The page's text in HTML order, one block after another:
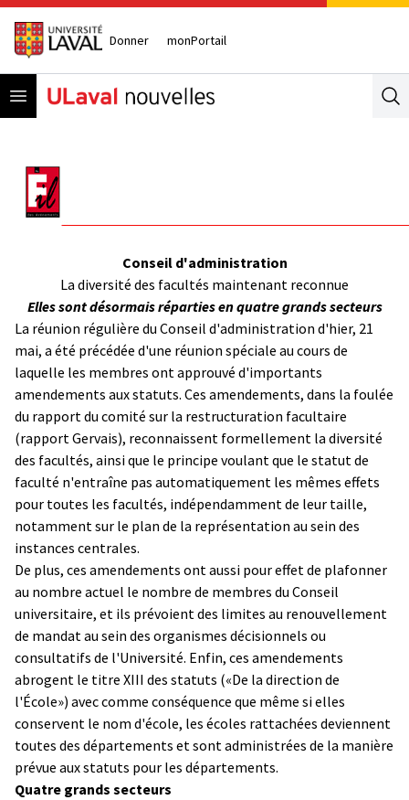
Donner monPortail
Open menu
Conseil d'administration
La diversité des facultés maintenant reconnue
Elles sont désormais réparties en quatre grands secteurs
La réunion régulière du Conseil d'administration d'hier, 21
mai, a été précédée d'une réunion spéciale au cours de
laquelle les membres ont approuvé d'importants
amendements aux statuts. Ces amendements, dans la foulée
du rapport du comité sur la restructuration facultaire
(rapport Gervais), reconnaissent formellement la diversité
des facultés, ainsi que le principe voulant que le statut de
faculté n'entraîne pas automatiquement les mêmes effets
pour toutes les facultés, indépendamment de leur taille,
notamment sur le plan de la représentation au sein des
instances centrales.
De plus, ces amendements ont aussi pour effet de plafonner
au nombre actuel le nombre de membres du Conseil
universitaire, et ils prévoient des limites au renouvellement
de mandat au sein des organismes décisionnels ou
consultatifs de l'Université. Enfin, ces amendements
abrogent le titre XIII des statuts («De la direction de
l'École») avec comme conséquence que même si elles
conservent le nom d'école, les écoles rattachées deviennent
toutes des départements et sont administrées de la manière
prévue aux statuts pour les départements.
Quatre grands secteurs